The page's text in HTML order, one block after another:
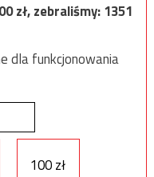
zł, zebraliśmy:1351
dla funkcjonowania
100 zł